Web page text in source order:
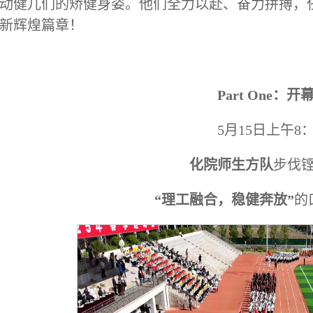
健儿们的矫健身姿。他们全力以赴、奋力拼搏
辉煌篇章！
Part One：开
5月15日上午8
化院师生方队步伐
“理工融合，稳健奔放”的